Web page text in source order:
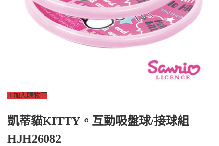
加入購物車
凱蒂貓KITTY。互動吸盤球/接球組
HJH26082